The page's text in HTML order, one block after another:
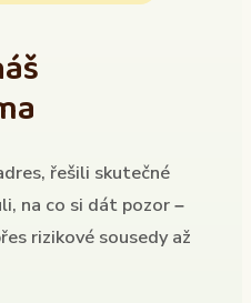
řešili skutečné
na co si dát pozor –
rizikové sousedy až